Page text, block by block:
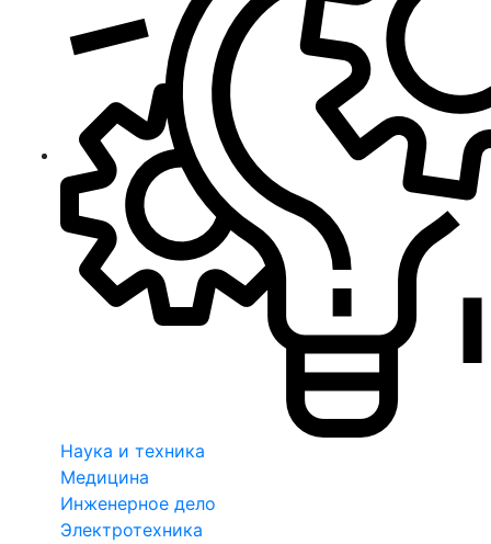
Наука и техника
Медицина
Инженерное дело
Электротехника